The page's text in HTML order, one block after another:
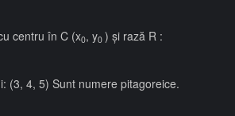
centru în C (x0, y0 ) și rază R :
(3, 4, 5) Sunt numere pitagoreice.